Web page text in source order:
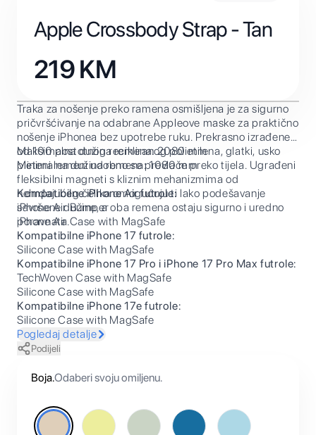
Apple Crossbody Strap - Tan
219KM
Traka za nošenje preko ramena osmišljena je za sigurno
pričvršćivanje na odabrane Appleove maske za praktično
nošenje iPhonea bez upotrebe ruku. Prekrasno izrađene
od 100 postotnog recikliranog polietilena, glatki, usko
pleteni remeni udobno se prevlače preko tijela. Ugrađeni
fleksibilni magneti s kliznim mehanizmima od
nehrđajućeg čelika omogućuju ti lako podešavanje
savršene dužine, a oba remena ostaju sigurno i uredno
poravnata.
Maksimalna dužina remena: 2080 mm
Minimalna dužina remena: 1080 mm
Kompatibilne iPhone Air futrole:
iPhone Air Bumper
iPhone Air Case with MagSafe
Kompatibilne iPhone 17 futrole:
Silicone Case with MagSafe
Kompatibilne iPhone 17 Pro i iPhone 17 Pro Max futrole:
TechWoven Case with MagSafe
Silicone Case with MagSafe
Kompatibilne iPhone 17e futrole:
Silicone Case with MagSafe
Pogledaj detalje
Podijeli
Boja.Odaberi svoju omiljenu.